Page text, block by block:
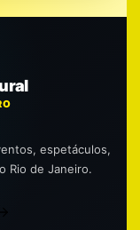
espetáculos,
Rio de Janeiro.